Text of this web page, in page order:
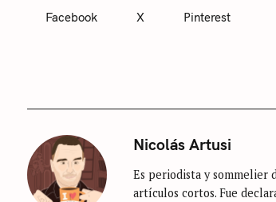
Facebook X Pinterest
Nicolás Artusi
Es periodista y sommelier
artículos cortos. Fue